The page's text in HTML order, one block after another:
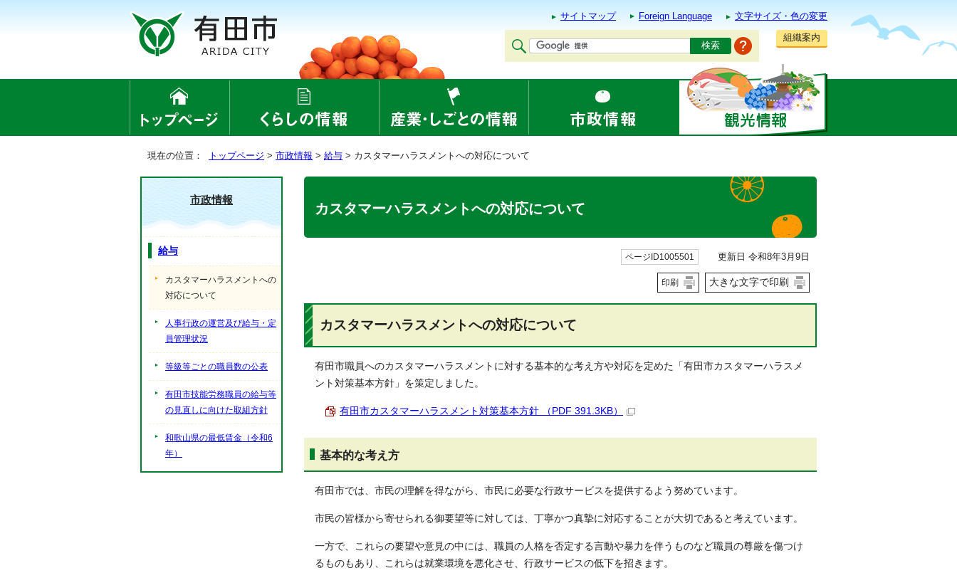
サイトマップ Foreign Language
文字サイズ・色の変更
組織案内
現在の位置： トップページ > 市政情報 > 給与 > カスタマーハラスメントへの対応について
カスタマーハラスメントへの対応について
ページID1005501 更新日 令和8年3月9日
印刷 大きな文字で印刷
カスタマーハラスメントへの対応について
有田市職員へのカスタマーハラスメントに対する基本的な考え方や対応を定めた「有田市カスタマーハラスメ
ント対策基本方針」を策定しました。
有田市カスタマーハラスメント対策基本方針 （PDF 391.3KB）
基本的な考え方
有田市では、市民の理解を得ながら、市民に必要な行政サービスを提供するよう努めています。
市民の皆様から寄せられる御要望等に対しては、丁寧かつ真摯に対応することが大切であると考えています。
一方で、これらの要望や意見の中には、職員の人格を否定する言動や暴力を伴うものなど職員の尊厳を傷つけ
るものもあり、これらは就業環境を悪化させ、行政サービスの低下を招きます。
市政情報
給与
カスタマーハラスメントへの
対応について
人事行政の運営及び給与・定
員管理状況
等級等ごとの職員数の公表
有田市技能労務職員の給与等
の見直しに向けた取組方針
和歌山県の最低賃金（令和6
年）